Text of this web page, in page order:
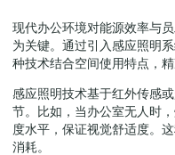
现代办公环境对能源效率与
为关键。通过引入感应照明
种技术结合空间使用特点，
感应照明技术基于红外传感
节。比如，当办公室无人时
度水平，保证视觉舒适度。
消耗。